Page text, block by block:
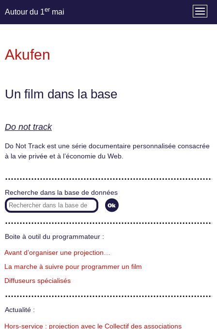
Autour du 1er mai
Akufen
Un film dans la base
Do not track
Do Not Track est une série documentaire personnalisée consacrée
à la vie privée et à l’économie du Web.
Recherche dans la base de données
Boite à outil du programmateur :
Avant d’organiser une projection…
La marche à suivre pour programmer un film
Diffuseurs spécialisés
Actualité :
Hors-service : projection avec le Collectif des associations